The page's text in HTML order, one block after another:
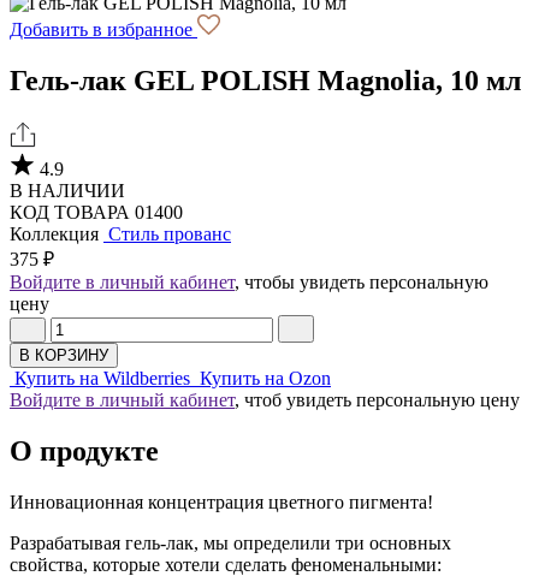
Добавить в избранное
Гель-лак GEL POLISH Magnolia, 10 мл
4.9
В НАЛИЧИИ
КОД ТОВАРА 01400
Коллекция Стиль прованс
375 ₽
Войдите в личный кабинет, чтобы увидеть персональную
цену
В КОРЗИНУ
Купить на Wildberries Купить на Ozon
Войдите в личный кабинет, чтоб увидеть персональную цену
О продукте
Инновационная концентрация цветного пигмента!
Разрабатывая гель-лак, мы определили три основных
свойства, которые хотели сделать феноменальными: